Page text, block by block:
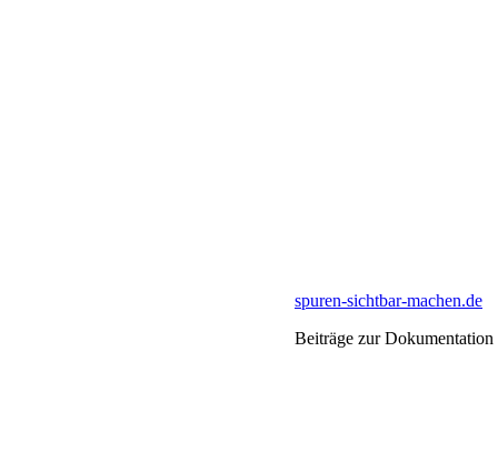
spuren-sichtbar-machen.de
Beiträge zur